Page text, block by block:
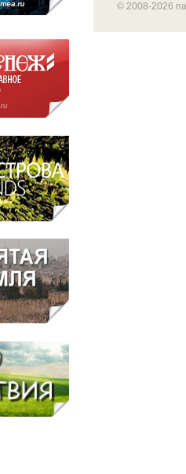
© 2008-2026